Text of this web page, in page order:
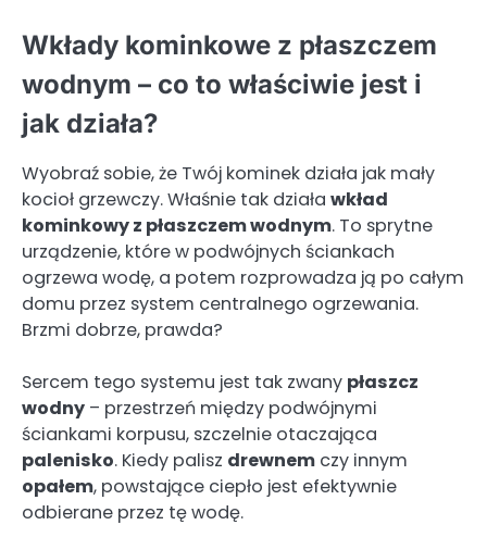
Wkłady kominkowe z płaszczem
wodnym – co to właściwie jest i
jak działa?
Wyobraź sobie, że Twój kominek działa jak mały
kocioł grzewczy. Właśnie tak działa wkład
kominkowy z płaszczem wodnym. To sprytne
urządzenie, które w podwójnych ściankach
ogrzewa wodę, a potem rozprowadza ją po całym
domu przez system centralnego ogrzewania.
Brzmi dobrze, prawda?
Sercem tego systemu jest tak zwany płaszcz
wodny – przestrzeń między podwójnymi
ściankami korpusu, szczelnie otaczająca
palenisko. Kiedy palisz drewnem czy innym
opałem, powstające ciepło jest efektywnie
odbierane przez tę wodę.